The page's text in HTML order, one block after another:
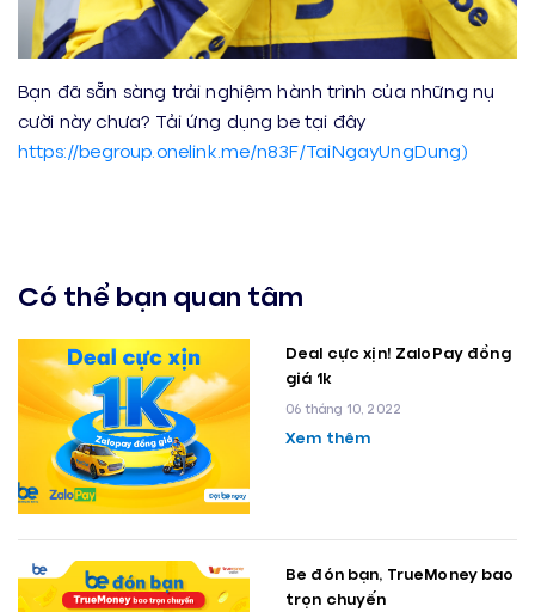
Bạn đã sẵn sàng trải nghiệm hành trình của những nụ
cười này chưa? Tải ứng dụng be tại đây
https://begroup.onelink.me/n83F/TaiNgayUngDung)
Có thể bạn quan tâm
Deal cực xịn! ZaloPay đồng
giá 1k
06 tháng 10, 2022
Xem thêm
Be đón bạn, TrueMoney bao
trọn chuyến